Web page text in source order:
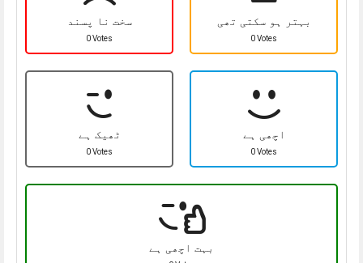
سخت نا پسند
0 Votes
بہتر ہو سکتی تھی
0 Votes
ٹھیک ہے
0 Votes
اچھی ہے
0 Votes
بہت اچھی ہے